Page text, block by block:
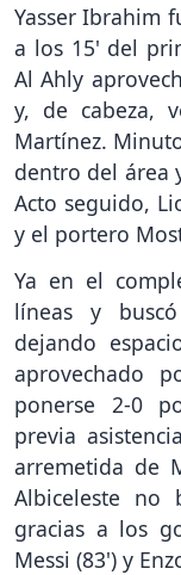
Yasser Ibrahim
a los 15' del
Al Ahly
y, de cabeza,
Martínez.
dentro del área
Acto seguido,
y el portero
Ya en el
líneas y
dejando
aprovechado
ponerse 2-0
previa
arremetida de
Albiceleste
gracias a los
Messi (83') y